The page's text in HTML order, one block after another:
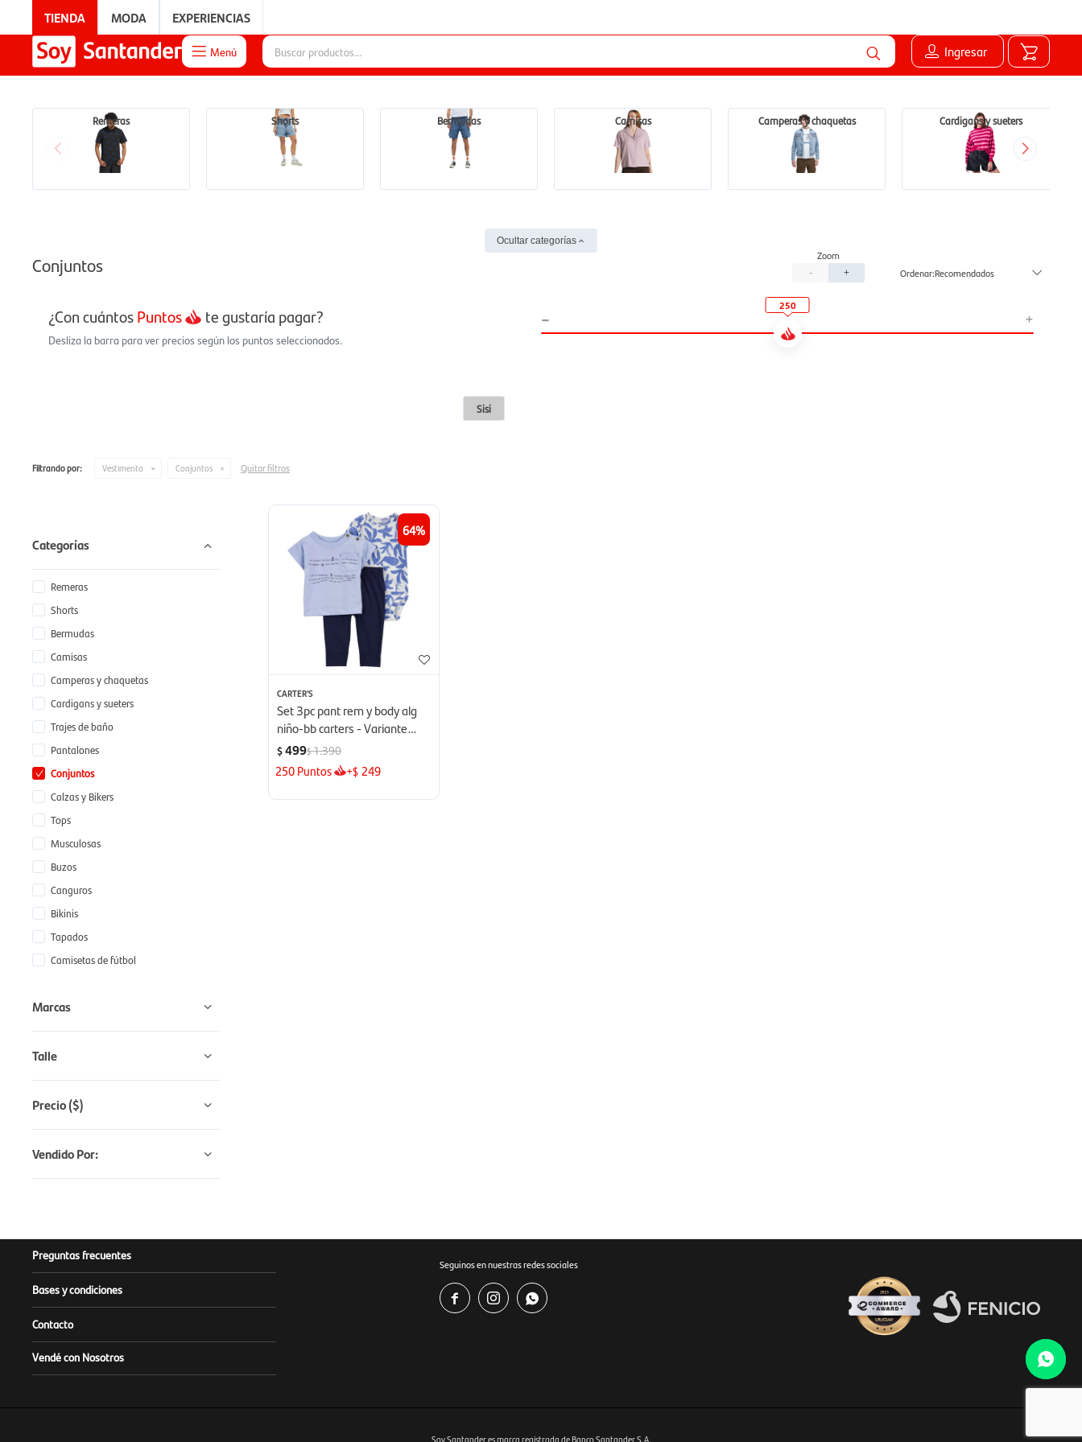
TIENDA MODA EXPERIENCIAS
 Menú Ingresar
Remeras Shorts Bermudas Camisas Camperas y chaquetas Cardigans y sueters
Ocultar categorías
Conjuntos - + Recomendados
¿Con cuántosPuntos te gustaría pagar?
Desliza la barra para ver precios según los puntos seleccionados.
- +
250
Sisi
Filtrando por: Vestimenta Conjuntos Quitar filtros
64
CARTER'S
Set 3pc pant rem y body alg
niño-bb carters - Variante
unica
$499$1.390
250Puntos +$ 249
Categorías
Remeras
Shorts
Bermudas
Camisas
Camperas y chaquetas
Cardigans y sueters
Trajes de baño
Pantalones
Conjuntos
Calzas y Bikers
Tops
Musculosas
Buzos
Canguros
Bikinis
Tapados
Camisetas de fútbol
Marcas
Talle
Precio($)
Vendido Por:
Preguntas frecuentes
Bases y condiciones
Contacto
Vendé con Nosotros
Seguinos en nuestras redes sociales
  
Fenicio eCommerce Uruguay
Soy Santander es marca registrada de Banco Santander S.A.